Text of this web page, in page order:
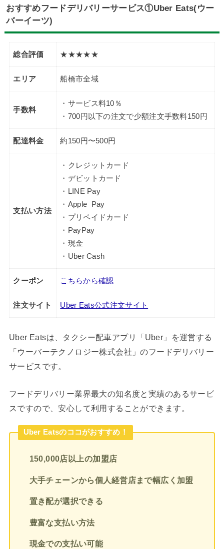
おすすめフードデリバリーサービス①Uber Eats(ウー
バーイーツ)
総合評価 ★★★★★
エリア 船橋市全域
手数料
・サービス料10％
・700円以下の注文で少額注文手数料150円
配達料金 約150円〜500円
支払い方法
・クレジットカード
・デビットカード
・LINE Pay
・Apple Pay
・プリペイドカード
・PayPay
・現金
・Uber Cash
クーポン こちらから確認
注文サイト Uber Eats公式注文サイト
Uber Eatsは、タクシー配車アプリ「Uber」を運営する
「ウーバーテクノロジー株式会社」のフードデリバリー
サービスです。
フードデリバリー業界最大の知名度と実績のあるサービ
スですので、安心して利用することができます。
Uber Eatsのココがおすすめ！
150,000店以上の加盟店
大手チェーンから個人経営店まで幅広く加盟
置き配が選択できる
豊富な支払い方法
現金での支払い可能